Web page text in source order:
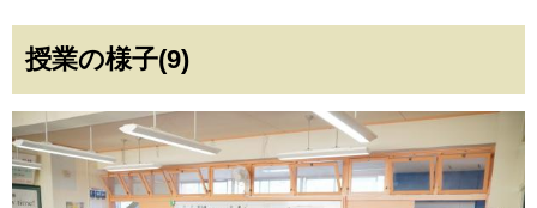
授業の様子(9)